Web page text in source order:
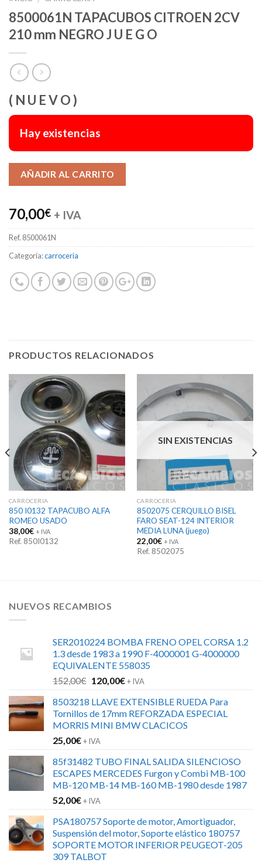
8500061N TAPACUBOS CITROEN 2CV
210 mm NEGRO J U E G O
( N U E V O )
Hay existencias
AÑADIR AL CARRITO
70,00€ + IVA
Ref. 8500061N
Categoría:carroceria
PRODUCTOS RELACIONADOS
CARROCERIA
850 I0132 TAPACUBO ALFA
ROMEO USADO
38,00€ + IVA
Ref. 850I0132
SIN EXISTENCIAS
CARROCERIA
8502075 CERQUILLO BISEL
FARO SEAT-124 INTERIOR
MEDIA LUNA (juego)
22,00€ + IVA
Ref. 8502075
NUEVOS RECAMBIOS
SER2010224 BOMBA FRENO OPEL CORSA 1.2
1.3 desde 1983 a 1990 F-4000001 G-4000000
EQUIVALENTE 558035
152,00€ El
original
era:
152,00€.
120,00€El
actual
es:
120,00€.
+ IVA
8503218 LLAVE EXTENSIBLE RUEDA Para
Tornillos de 17mm REFORZADA ESPECIAL
MORRIS MINI BMW CLACICOS
25,00€+ IVA
85f31482 TUBO FINAL SALIDA SILENCIOSO
ESCAPES MERCEDES Furgon y Combi MB-100
MB-120 MB-14 MB-160 MB-1980 desde 1987
52,00€+ IVA
PSA180757 Soporte de motor, Amortiguador,
Suspensión del motor, Soporte elástico 180757
SOPORTE MOTOR INFERIOR PEUGEOT-205
309 TALBOT